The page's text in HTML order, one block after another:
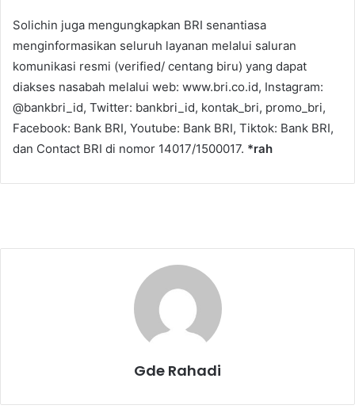
Solichin juga mengungkapkan BRI senantiasa
menginformasikan seluruh layanan melalui saluran
komunikasi resmi (verified/ centang biru) yang dapat
diakses nasabah melalui web: www.bri.co.id, Instagram:
@bankbri_id, Twitter: bankbri_id, kontak_bri, promo_bri,
Facebook: Bank BRI, Youtube: Bank BRI, Tiktok: Bank BRI,
dan Contact BRI di nomor 14017/1500017. *rah
Gde Rahadi